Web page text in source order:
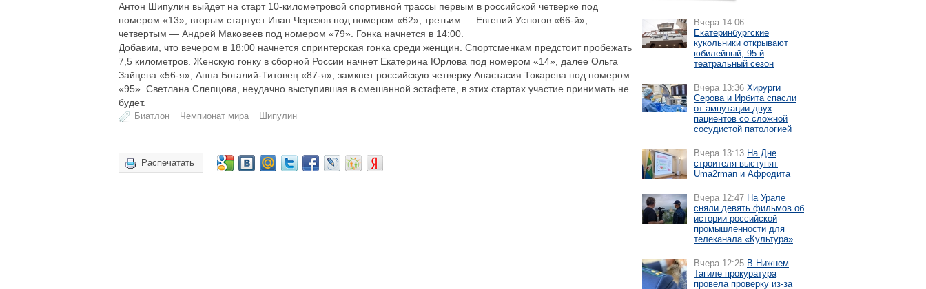
Антон Шипулин выйдет на старт 10-километровой спортивной трассы первым в российской четверке под
номером «13», вторым стартует Иван Черезов под номером «62», третьим — Евгений Устюгов «66-й»,
четвертым — Андрей Маковеев под номером «79». Гонка начнется в 14:00.
Добавим, что вечером в 18:00 начнется спринтерская гонка среди женщин. Спортсменкам предстоит пробежать
7,5 километров. Женскую гонку в сборной России начнет Екатерина Юрлова под номером «14», далее Ольга
Зайцева «56-я», Анна Богалий-Титовец «87-я», замкнет российскую четверку Анастасия Токарева под номером
«95». Светлана Слепцова, неудачно выступившая в смешанной эстафете, в этих стартах участие принимать не
будет.
Биатлон Чемпионат мира Шипулин
Распечатать
Вчера 14:06
Екатеринбургские
кукольники открывают
юбилейный, 95-й
театральный сезон
Вчера 13:36 Хирурги
Серова и Ирбита спасли
от ампутации двух
пациентов со сложной
сосудистой патологией
Вчера 13:13 На Дне
строителя выступят
Uma2rman и Афродита
Вчера 12:47 На Урале
сняли девять фильмов об
истории российской
промышленности для
телеканала «Культура»
Вчера 12:25 В Нижнем
Тагиле прокуратура
провела проверку из-за